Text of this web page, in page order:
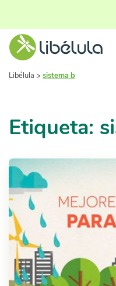
Libélula > sistema b
Etiqueta: